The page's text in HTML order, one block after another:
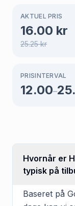
AKTUEL PRIS
16.00 kr
25.25kr
PRISINTERVAL
12.00–
Hvornår er
typisk på
Baseret på